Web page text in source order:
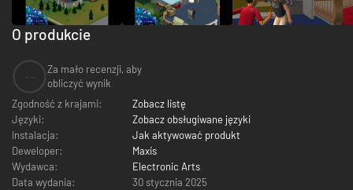
O produkcie
Za mało recenzji, aby
obliczyć wynik
Zgodność z krajami:
Zobacz listę
Języki:
Zobacz obsługiwane języki
Instalacja:
Jak aktywować produkt
Deweloper:
Maxis
Wydawca:
Electronic Arts
Data wydania:
30 stycznia 2025